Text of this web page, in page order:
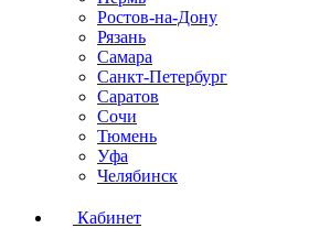
Ростов-на-Дону
Рязань
Самара
Санкт-Петербург
Саратов
Сочи
Тюмень
Уфа
Челябинск
Кабинет